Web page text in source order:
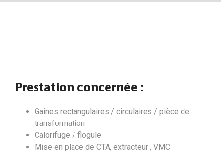
Prestation concernée :
Gaines rectangulaires / circulaires / pièce de
transformation
Calorifuge / flogule
Mise en place de CTA, extracteur , VMC